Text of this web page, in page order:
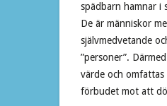
spädbarn hamnar i
De är människor
självmedvetande
”personer”.
värde och omfattas
förbudet mot att